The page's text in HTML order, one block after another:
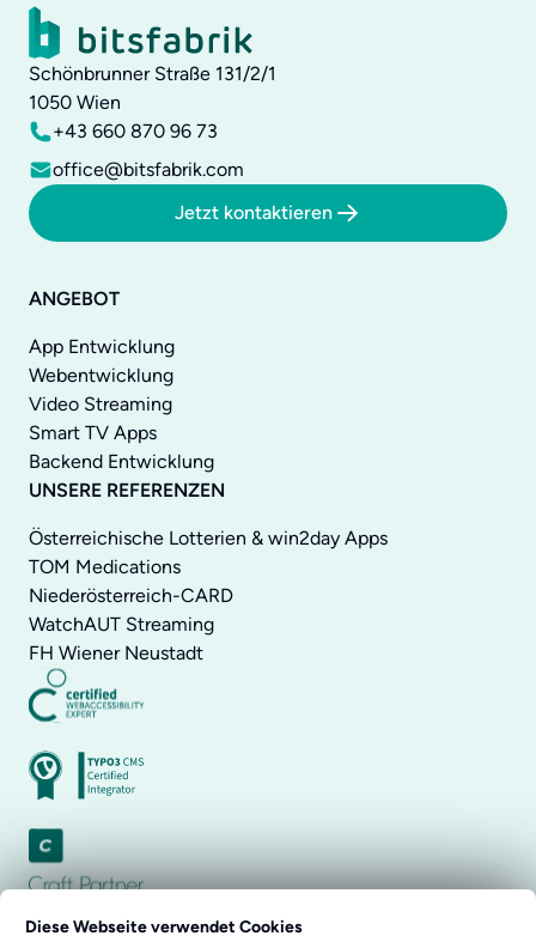
Schönbrunner Straße 131/2/1
1050 Wien
+43 660 870 96 73
office@bitsfabrik.com
Jetzt kontaktieren
ANGEBOT
App Entwicklung
Webentwicklung
Video Streaming
Smart TV Apps
Backend Entwicklung
UNSERE REFERENZEN
Österreichische Lotterien & win2day Apps
TOM Medications
Niederösterreich-CARD
WatchAUT Streaming
FH Wiener Neustadt
Diese Webseite verwendet Cookies